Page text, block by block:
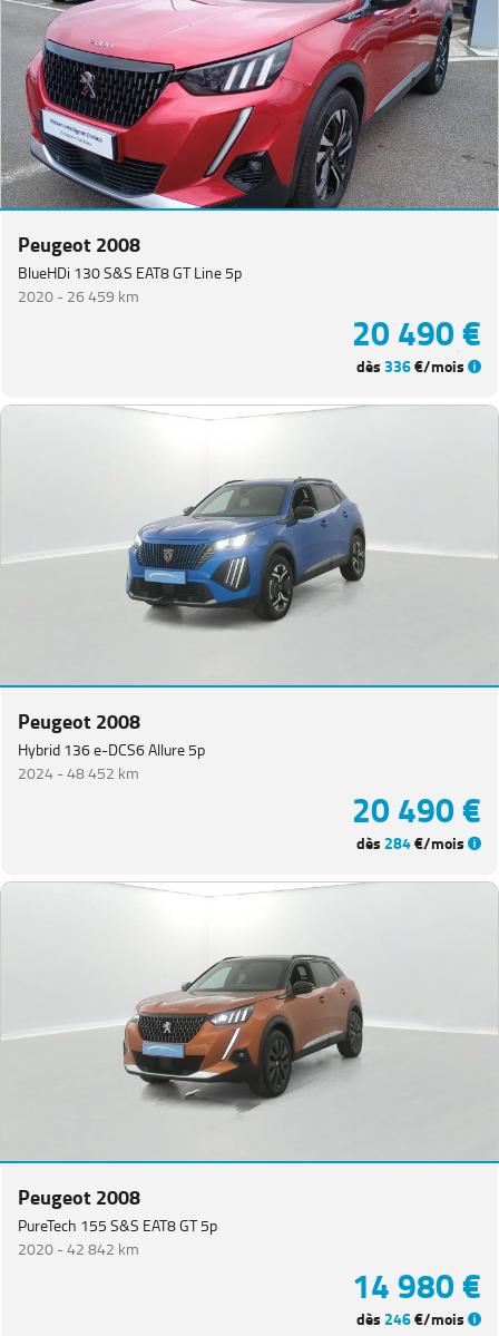
Peugeot 2008
BlueHDi 130 S&S EAT8 GT Line 5p
2020 -26 459 km
20 490 €
dès336€/mois
Peugeot 2008
Hybrid 136 e-DCS6 Allure 5p
2024 -48 452 km
20 490 €
dès 284€/mois
Peugeot 2008
PureTech 155 S&S EAT8 GT 5p
2020 -42 842 km
14 980 €
dès 246€/mois